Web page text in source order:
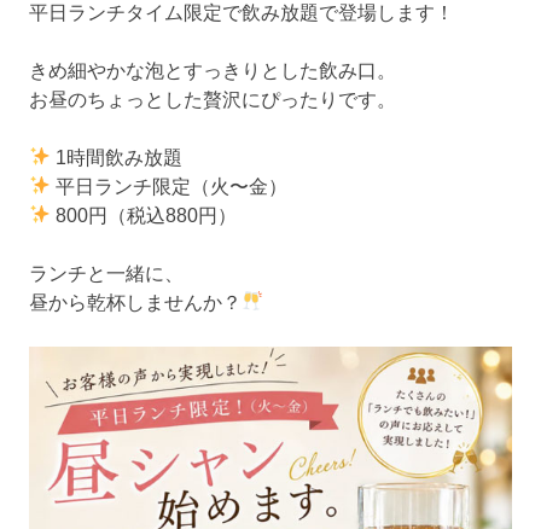
平日ランチタイム限定で飲み放題で登場します！
きめ細やかな泡とすっきりとした飲み口。
お昼のちょっとした贅沢にぴったりです。
1時間飲み放題
平日ランチ限定（火〜金）
800円（税込880円）
ランチと一緒に、
昼から乾杯しませんか？